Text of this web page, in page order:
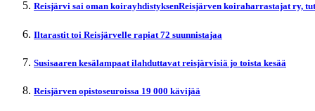
Reisjärvi sai oman koirayhdistyksenReisjärven koiraharrastajat ry,
Iltarastit toi Reisjärvelle rapiat 72 suunnistajaa
Susisaaren kesälampaat ilahduttavat reisjärvisiä jo toista kesää
Reisjärven opistoseuroissa 19 000 kävijää